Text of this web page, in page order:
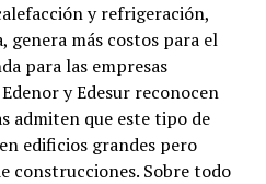
y refrigeración,
genera más costos para el
para las empresas
y Edesur reconocen
admiten que este tipo de
edificios grandes pero
construcciones. Sobre todo